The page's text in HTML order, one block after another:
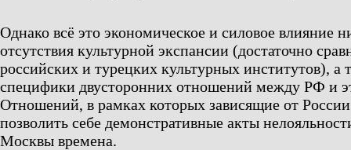
Однако всё это экономическое и силовое влияние
отсутствия культурной экспансии (достаточно
российских и турецких культурных институтов), а
специфики двусторонних отношений между РФ и
Отношений, в рамках которых зависящие от России
позволить себе демонстративные акты
Москвы времена.